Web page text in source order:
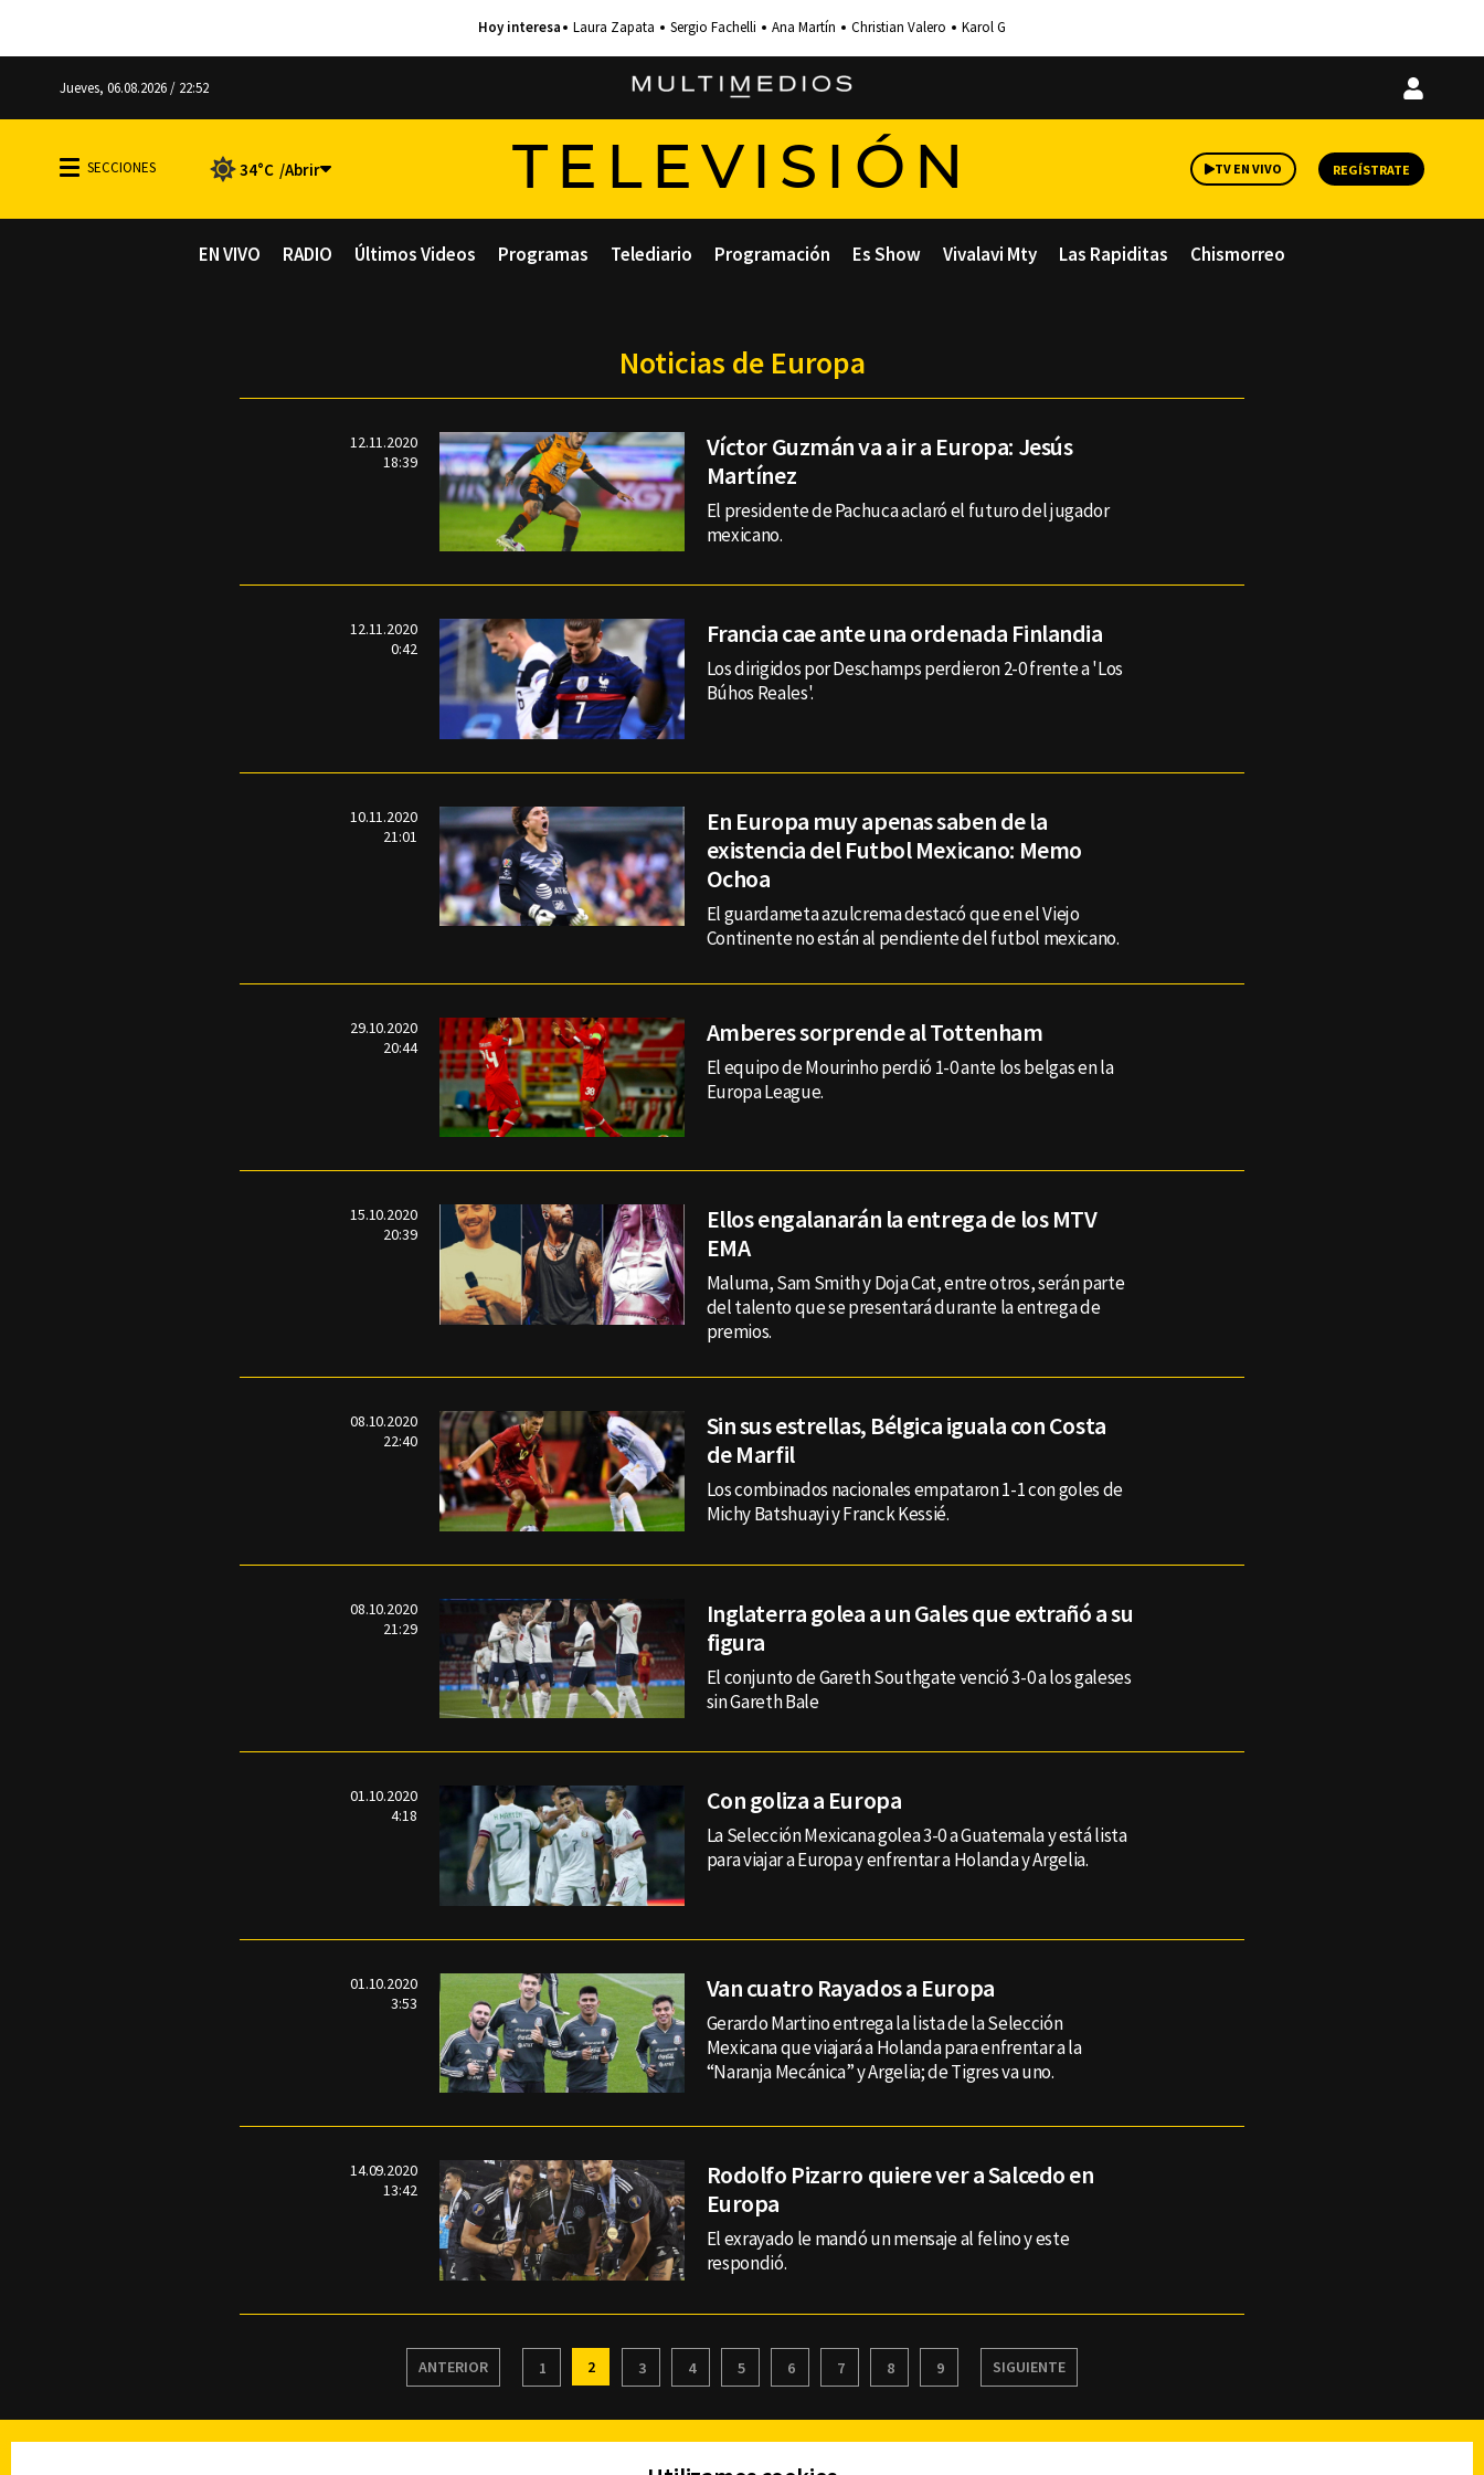
Laura Zapata Sergio Fachelli Ana Martín Christian Valero Karol G
Jueves, 06.08.2026 / 22:52
Iniciar
34°C TELEVISIÓN TV EN VIVO REGÍSTRATE
EN VIVO RADIO Últimos Videos Programas Telediario Programación Es Show Vivalavi Mty Las Rapiditas Chismorreo
Noticias de Europa
12.11.2020
18:39
Víctor Guzmán va a ir a Europa: Jesús
Martínez
El presidente de Pachuca aclaró el futuro del jugador
mexicano.
12.11.2020
0:42
Francia cae ante una ordenada Finlandia
Los dirigidos por Deschamps perdieron 2-0 frente a 'Los
Búhos Reales'.
10.11.2020
21:01
En Europa muy apenas saben de la
existencia del Futbol Mexicano: Memo
Ochoa
El guardameta azulcrema destacó que en el Viejo
Continente no están al pendiente del futbol mexicano.
29.10.2020
20:44
Amberes sorprende al Tottenham
El equipo de Mourinho perdió 1-0 ante los belgas en la
Europa League.
15.10.2020
20:39
Ellos engalanarán la entrega de los MTV
EMA
Maluma, Sam Smith y Doja Cat, entre otros, serán parte
del talento que se presentará durante la entrega de
premios.
08.10.2020
22:40
Sin sus estrellas, Bélgica iguala con Costa
de Marfil
Los combinados nacionales empataron 1-1 con goles de
Michy Batshuayi y Franck Kessié.
08.10.2020
21:29
Inglaterra golea a un Gales que extrañó a su
figura
El conjunto de Gareth Southgate venció 3-0 a los galeses
sin Gareth Bale
01.10.2020
4:18
Con goliza a Europa
La Selección Mexicana golea 3-0 a Guatemala y está lista
para viajar a Europa y enfrentar a Holanda y Argelia.
01.10.2020
3:53
Van cuatro Rayados a Europa
Gerardo Martino entrega la lista de la Selección
Mexicana que viajará a Holanda para enfrentar a la
“Naranja Mecánica” y Argelia; de Tigres va uno.
14.09.2020
13:42
Rodolfo Pizarro quiere ver a Salcedo en
Europa
El exrayado le mandó un mensaje al felino y este
respondió.
ANTERIOR 1 2 3 4 5 6 7 8 9 SIGUIENTE